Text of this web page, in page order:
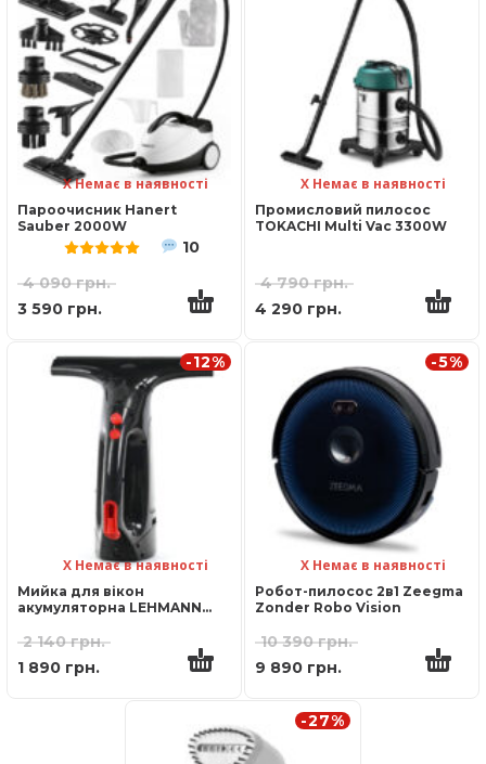
Пароочисник Hanert
Sauber 2000W
Х Немає в наявності
Оцінено в
10
4 090грн.
3 590 грн.
Промисловий пилосос
TOKACHI Multi Vac 3300W
Х Немає в наявності
4 790грн.
4 290 грн.
-12%
Мийка для вікон
акумуляторна LEHMANN
Х Немає в наявності
2 140грн.
1 890 грн.
-5%
Робот-пилосос 2в1 Zeegma
Zonder Robo Vision
Х Немає в наявності
10 390грн.
9 890 грн.
-27%